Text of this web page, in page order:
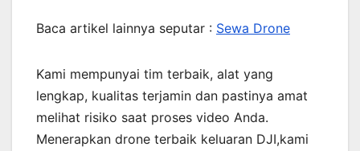
Baca artikel lainnya seputar : Sewa Drone
Kami mempunyai tim terbaik, alat yang
lengkap, kualitas terjamin dan pastinya amat
melihat risiko saat proses video Anda.
Menerapkan drone terbaik keluaran DJI,kami